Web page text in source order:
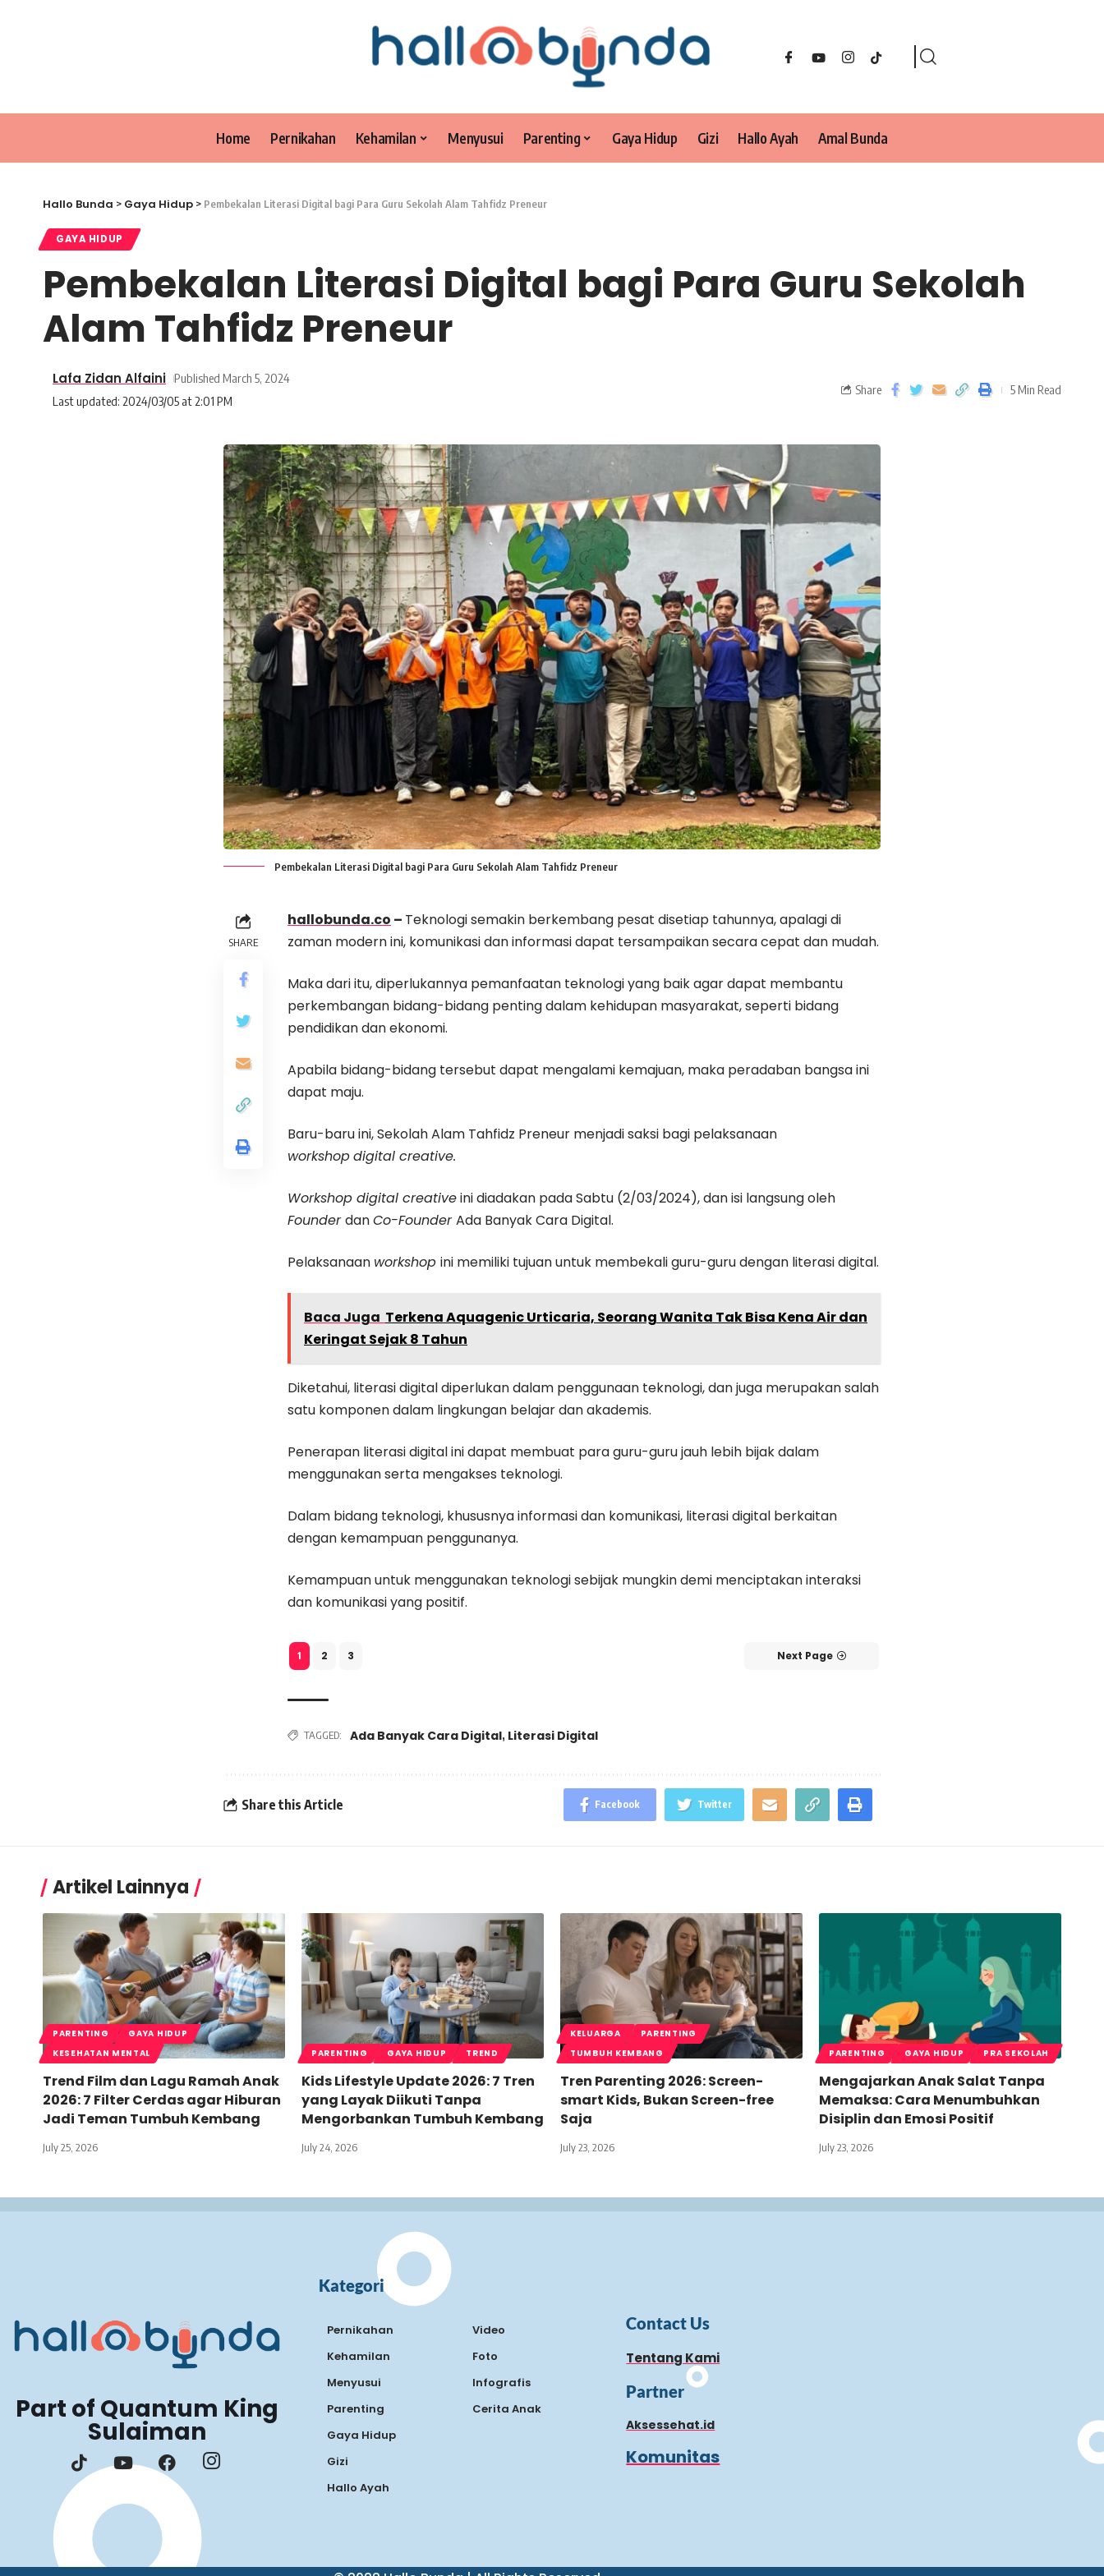
Home Pernikahan Kehamilan Menyusui Parenting Gaya Hidup Gizi Hallo Ayah Amal Bunda
Hallo Bunda > Gaya Hidup > Pembekalan Literasi Digital bagi Para Guru Sekolah Alam Tahfidz Preneur
GAYA HIDUP
Pembekalan Literasi Digital bagi Para Guru Sekolah
Alam Tahfidz Preneur
Last updated: 2024/03/05 at 2:01 PM
Lafa Zidan Alfaini Published March 5, 2024
Share 5 Min Read
Pembekalan Literasi Digital bagi Para Guru Sekolah Alam Tahfidz Preneur
SHARE
hallobunda.co – Teknologi semakin berkembang pesat disetiap tahunnya, apalagi di
zaman modern ini, komunikasi dan informasi dapat tersampaikan secara cepat dan mudah.
Maka dari itu, diperlukannya pemanfaatan teknologi yang baik agar dapat membantu
perkembangan bidang-bidang penting dalam kehidupan masyarakat, seperti bidang
pendidikan dan ekonomi.
Apabila bidang-bidang tersebut dapat mengalami kemajuan, maka peradaban bangsa ini
dapat maju.
Baru-baru ini, Sekolah Alam Tahfidz Preneur menjadi saksi bagi pelaksanaan
workshopdigital creative.
Workshop digital creativeini diadakan pada Sabtu (2/03/2024), dan isi langsung oleh
FounderdanCo-FounderAda Banyak Cara Digital.
Pelaksanaan workshop ini memiliki tujuan untuk membekali guru-guru dengan literasi digital.
Baca Juga Terkena Aquagenic Urticaria, Seorang Wanita Tak Bisa Kena Air dan
Keringat Sejak 8 Tahun
Diketahui, literasi digital diperlukan dalam penggunaan teknologi, dan juga merupakan salah
satu komponen dalam lingkungan belajar dan akademis.
Penerapan literasi digital ini dapat membuat para guru-guru jauh lebih bijak dalam
menggunakan serta mengakses teknologi.
Dalam bidang teknologi, khususnya informasi dan komunikasi, literasi digital berkaitan
dengan kemampuan penggunanya.
Kemampuan untuk menggunakan teknologi sebijak mungkin demi menciptakan interaksi
dan komunikasi yang positif.
1 2 3 Next Page
TAGGED: Ada Banyak Cara Digital, Literasi Digital
Share this Article Facebook Twitter
Artikel Lainnya
PARENTING
GAYA HIDUP
KESEHATAN MENTAL
Trend Film dan Lagu Ramah Anak
2026: 7 Filter Cerdas agar Hiburan
Jadi Teman Tumbuh Kembang
July 25, 2026
PARENTING GAYA HIDUP TREND
Kids Lifestyle Update 2026: 7 Tren
yang Layak Diikuti Tanpa
Mengorbankan Tumbuh Kembang
July 24, 2026
KELUARGA
PARENTING
TUMBUH KEMBANG
Tren Parenting 2026: Screen-
smart Kids, Bukan Screen-free
Saja
July 23, 2026
PARENTING GAYA HIDUP PRA SEKOLAH
Mengajarkan Anak Salat Tanpa
Memaksa: Cara Menumbuhkan
Disiplin dan Emosi Positif
July 23, 2026
Part of Quantum King
Sulaiman
Kategori
Pernikahan
Kehamilan
Menyusui
Parenting
Gaya Hidup
Gizi
Hallo Ayah
Video
Foto
Infografis
Cerita Anak
Contact Us
Tentang Kami
Partner
Aksessehat.id
Komunitas